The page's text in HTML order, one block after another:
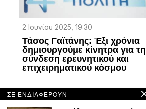
2 Ιουνίου 2025, 19:30
Τάσος Γαϊτάνης: Έξι χρόνια
δημιουργούμε κίνητρα για τη
σύνδεση ερευνητικού και
επιχειρηματικού κόσμου
ΣΕ ΕΝΔΙΑΦΕΡΟΥΝ